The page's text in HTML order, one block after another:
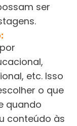
ser
etc. Isso
o que
quando
conteúdo às